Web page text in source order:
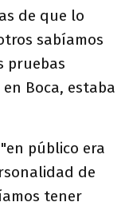
de que lo
sabíamos
pruebas
Boca, estaba
público era
de
tener